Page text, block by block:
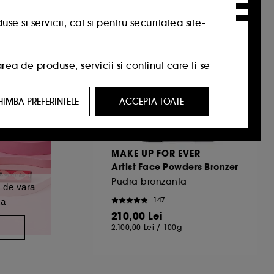
de vara
MAKE UP FOR EVER
Artist Face Powders Bronzer
Pudra bronzanta
147
210,00 Lei
2.100,00 Lei / 100g
si servicii, cat si pentru securitatea site-
de produse, servicii si continut care ti se
de pe site-ul nostru si obiceiurile lor
Google disponible pe site-ul nostru
ACCEPTA TOATE
PREFERINTELE